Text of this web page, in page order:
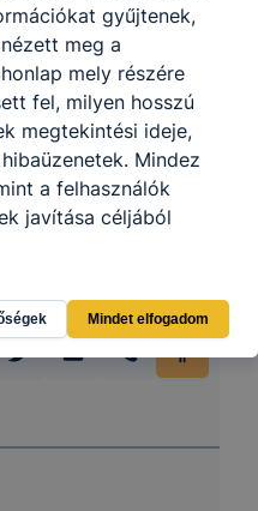
gyűjtenek,
meg a
mely részére
fel, milyen hosszú
megtekintési ideje,
Mindez
a felhasználók
javítása céljából
Mindet elfogadom